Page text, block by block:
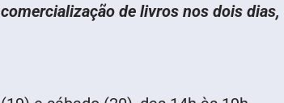
de livros nos dois